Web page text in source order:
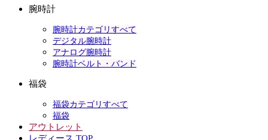
腕時計
腕時計カテゴリすべて
デジタル腕時計
アナログ腕時計
腕時計ベルト・バンド
福袋
福袋カテゴリすべて
福袋
アウトレット